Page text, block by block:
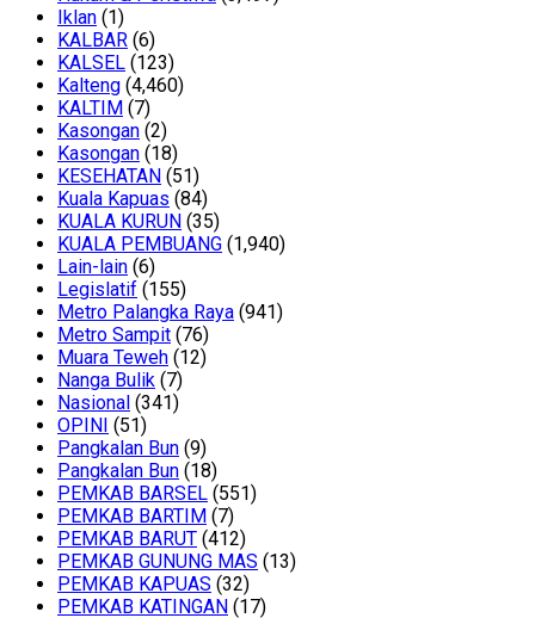
Iklan (1)
KALBAR (6)
KALSEL (123)
Kalteng (4,460)
KALTIM (7)
Kasongan (2)
Kasongan (18)
KESEHATAN (51)
Kuala Kapuas (84)
KUALA KURUN (35)
KUALA PEMBUANG (1,940)
Lain-lain (6)
Legislatif (155)
Metro Palangka Raya (941)
Metro Sampit (76)
Muara Teweh (12)
Nanga Bulik (7)
Nasional (341)
OPINI (51)
Pangkalan Bun (9)
Pangkalan Bun (18)
PEMKAB BARSEL (551)
PEMKAB BARTIM (7)
PEMKAB BARUT (412)
PEMKAB GUNUNG MAS (13)
PEMKAB KAPUAS (32)
PEMKAB KATINGAN (17)